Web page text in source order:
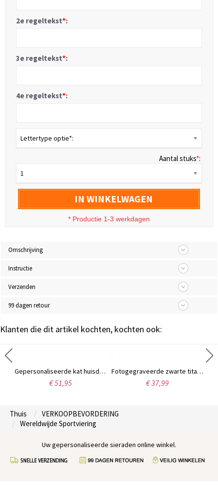
2e regeltekst*:
3e regeltekst*:
4e regeltekst*:
Lettertype optie*:
Aantal stuks*:
1
IN WINKELWAGEN
* Productie 1-3 werkdagen
Omschrijving
Instructie
Verzenden
99 dagen retour
Klanten die dit artikel kochten, kochten ook:
Gepersonaliseerde kat huisdier foto gegraveerde ketting sterling zilver
€ 51,95
Fotogegraveerde zwarte titanium stalen dog tag ketting
€ 37,99
Thuis
VERKOOPBEVORDERING
Wereldwijde Sportviering
Uw gepersonaliseerde sieraden online winkel.